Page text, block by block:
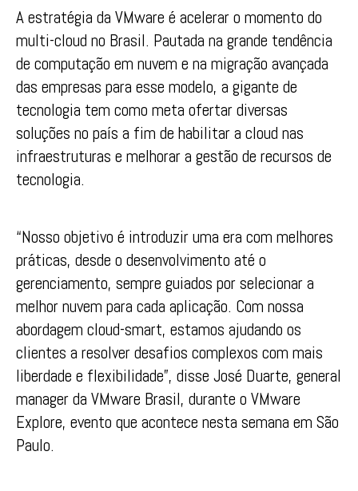
A estratégia da VMware é acelerar o momento do
multi-cloud no Brasil. Pautada na grande tendência
de computação em nuvem e na migração avançada
das empresas para esse modelo, a gigante de
tecnologia tem como meta ofertar diversas
soluções no país a fim de habilitar a cloud nas
infraestruturas e melhorar a gestão de recursos de
tecnologia.
“Nosso objetivo é introduzir uma era com melhores
práticas, desde o desenvolvimento até o
gerenciamento, sempre guiados por selecionar a
melhor nuvem para cada aplicação. Com nossa
abordagem cloud-smart, estamos ajudando os
clientes a resolver desafios complexos com mais
liberdade e flexibilidade”, disse José Duarte, general
manager da VMware Brasil, durante o VMware
Explore, evento que acontece nesta semana em São
Paulo.